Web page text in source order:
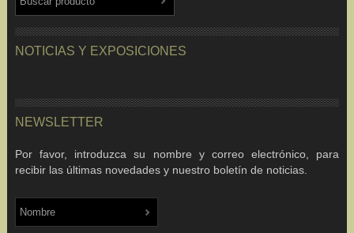
NOTICIAS Y EXPOSICIONES
NEWSLETTER
Por favor, introduzca su nombre y correo electrónico, para
recibir las últimas novedades y nuestro boletín de noticias.